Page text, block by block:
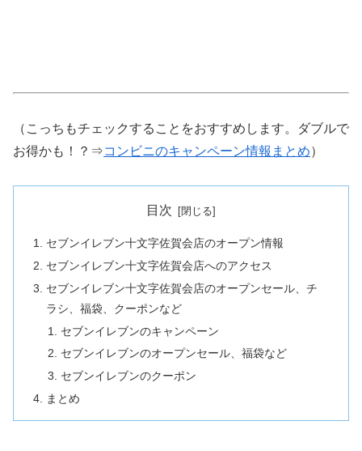
（こっちもチェックすることをおすすめします。ダブルで
お得かも！？⇒コンビニのキャンペーン情報まとめ）
目次
セブンイレブン十文字佐賀会店のオープン情報
セブンイレブン十文字佐賀会店へのアクセス
セブンイレブン十文字佐賀会店のオープンセール、チ
ラシ、福袋、クーポンなど
セブンイレブンのキャンペーン
セブンイレブンのオープンセール、福袋など
セブンイレブンのクーポン
まとめ